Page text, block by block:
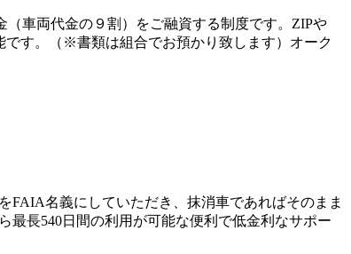
車両代金の９割）をご融資する制度です。ZIPや
す。（※書類は組合でお預かり致します）オーク
FAIA名義にしていただき、抹消車であればそのまま
長540日間の利用が可能な便利で低金利なサポー